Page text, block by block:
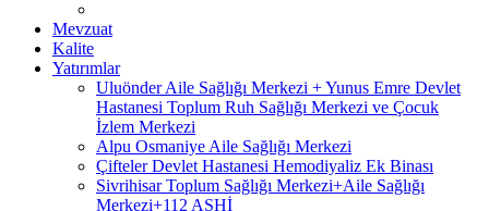
Mevzuat
Kalite
Yatırımlar
Uluönder Aile Sağlığı Merkezi + Yunus Emre Devlet
Hastanesi Toplum Ruh Sağlığı Merkezi ve Çocuk
İzlem Merkezi
Alpu Osmaniye Aile Sağlığı Merkezi
Çifteler Devlet Hastanesi Hemodiyaliz Ek Binası
Sivrihisar Toplum Sağlığı Merkezi+Aile Sağlığı
Merkezi+112 ASHİ